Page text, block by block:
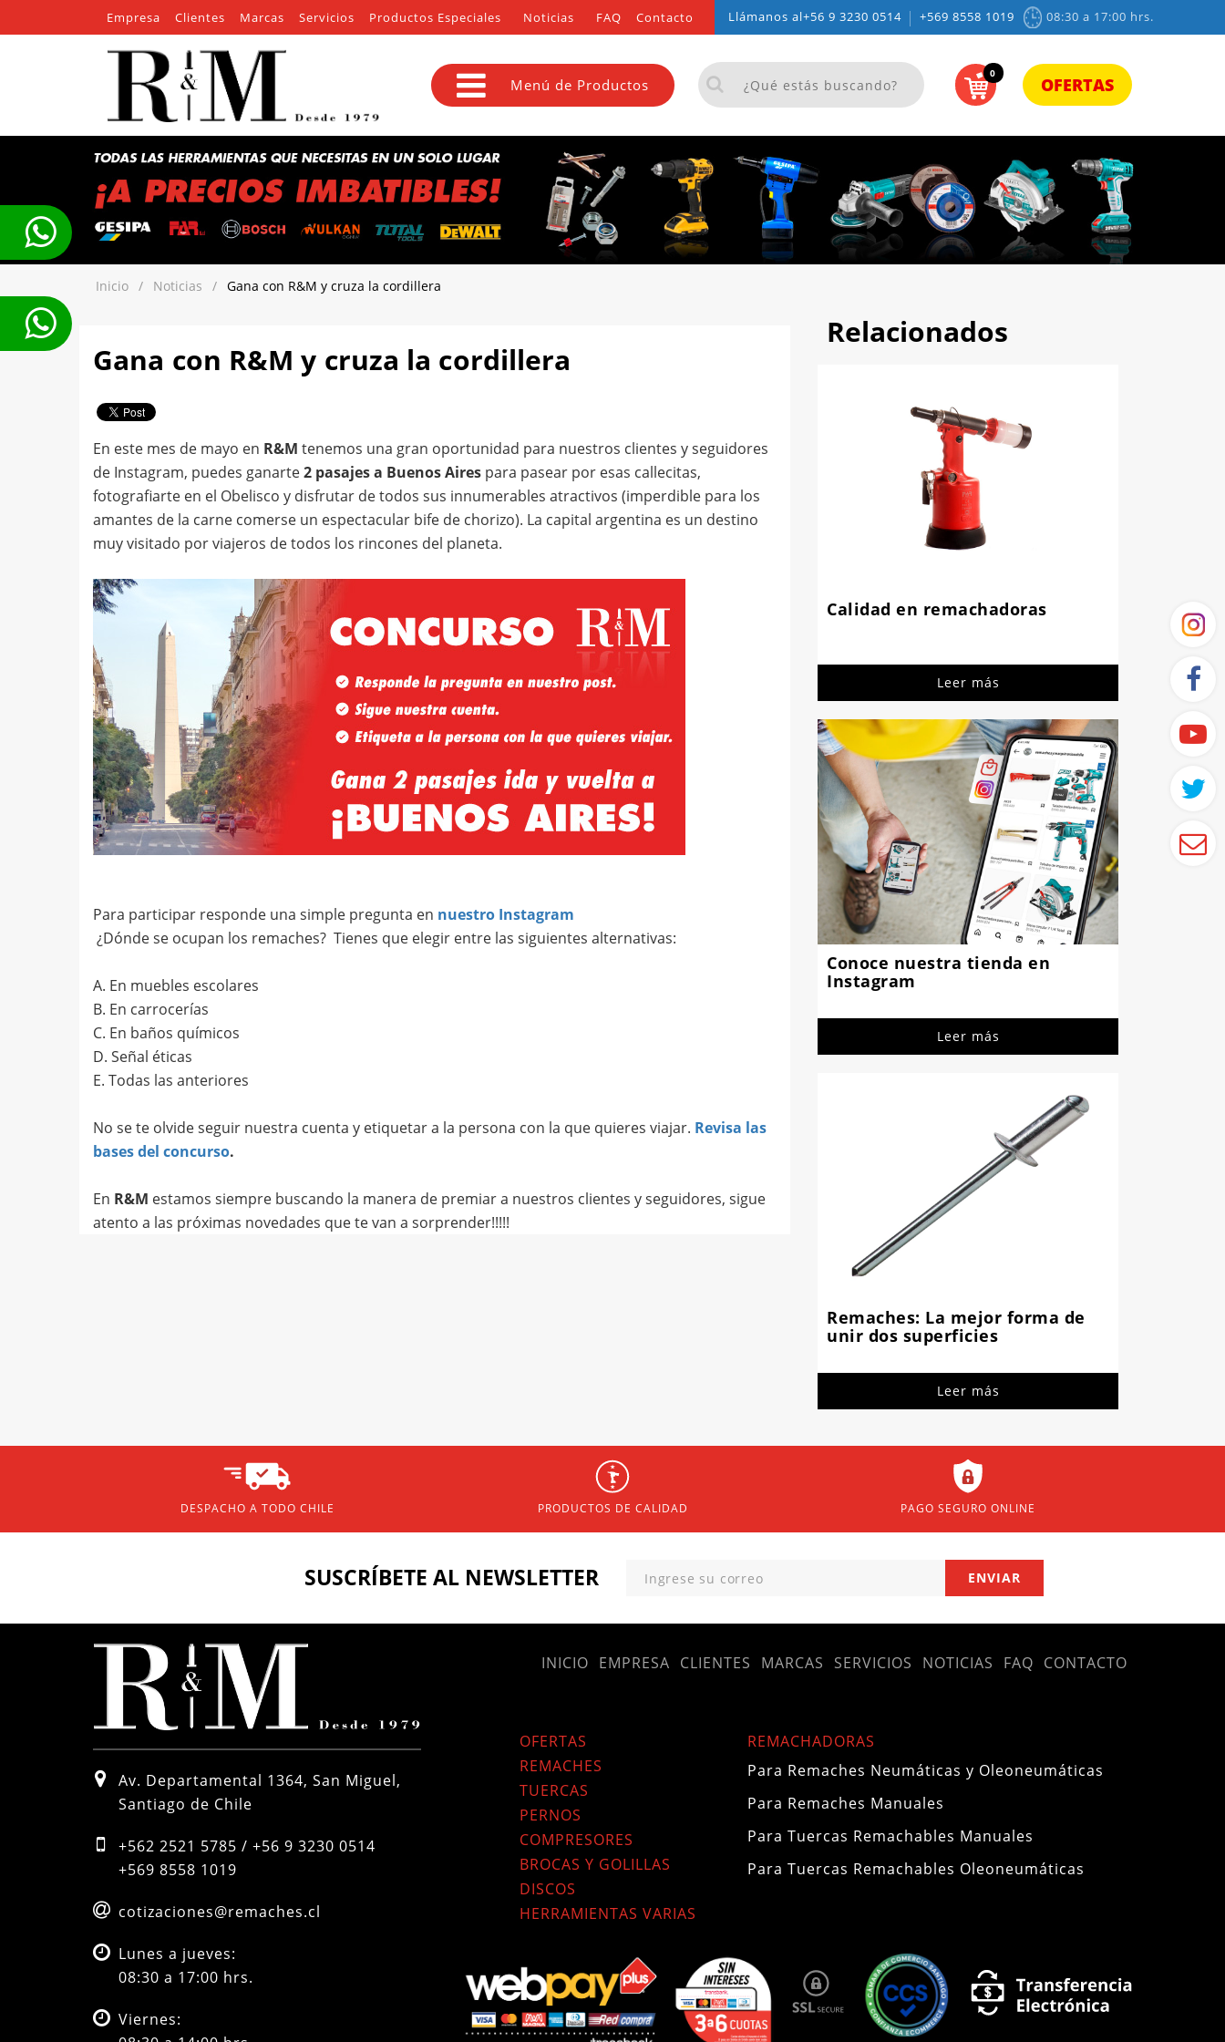
Empresa Clientes Marcas Servicios Productos Especiales Noticias FAQ Contacto Llámanos al+56 9 3230 0514 | +569 8558 1019 08:30 a 17:00 hrs.
Menú de Productos
0
OFERTAS
Inicio / Noticias / Gana con R&M y cruza la cordillera
Gana con R&M y cruza la cordillera
En este mes de mayo en R&M tenemos una gran oportunidad para nuestros clientes y seguidores
de Instagram, puedes ganarte2 pasajes a Buenos Aires para pasear por esas callecitas,
fotografiarte en el Obelisco y disfrutar de todos sus innumerables atractivos (imperdible para los
amantes de la carne comerse un espectacular bife de chorizo). La capital argentina es un destino
muy visitado por viajeros de todos los rincones del planeta.
Para participar responde una simple pregunta en nuestro Instagram
¿Dónde se ocupan los remaches? Tienes que elegir entre las siguientes alternativas:
A. En muebles escolares
B. En carrocerías
C. En baños químicos
D. Señal éticas
E. Todas las anteriores
No se te olvide seguir nuestra cuenta y etiquetar a la persona con la que quieres viajar. Revisa las
bases del concurso.
En R&M estamos siempre buscando la manera de premiar a nuestros clientes y seguidores, sigue
atento a las próximas novedades que te van a sorprender!!!!!
Relacionados
Calidad en remachadoras
Leer más
Conoce nuestra tienda en
Instagram
Leer más
Remaches: La mejor forma de
unir dos superficies
Leer más
DESPACHO A TODO CHILE PRODUCTOS DE CALIDAD PAGO SEGURO ONLINE
SUSCRÍBETE AL NEWSLETTER
Av. Departamental 1364, San Miguel,
Santiago de Chile
+562 2521 5785 / +56 9 3230 0514
+569 8558 1019
cotizaciones@remaches.cl
Lunes a jueves:
08:30 a 17:00 hrs.
Viernes:
INICIO EMPRESA CLIENTES MARCAS SERVICIOS NOTICIAS FAQ CONTACTO
OFERTAS
REMACHES
TUERCAS
PERNOS
COMPRESORES
BROCAS Y GOLILLAS
DISCOS
HERRAMIENTAS VARIAS
REMACHADORAS
Para Remaches Neumáticas y Oleoneumáticas
Para Remaches Manuales
Para Tuercas Remachables Manuales
Para Tuercas Remachables Oleoneumáticas